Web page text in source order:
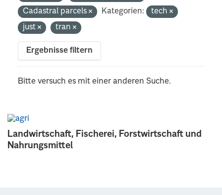
Landwirtschaft, Fischerei, Forstwirtschaft und
Nahrungsmittel
Cadastral parcels
Kategorien:
tech
just
tran
Ergebnisse filtern
Bitte versuch es mit einer anderen Suche.